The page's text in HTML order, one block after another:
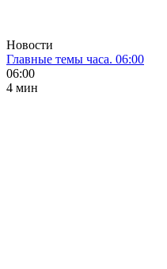
Новости
Главные темы часа. 06:00
06:00
4 мин